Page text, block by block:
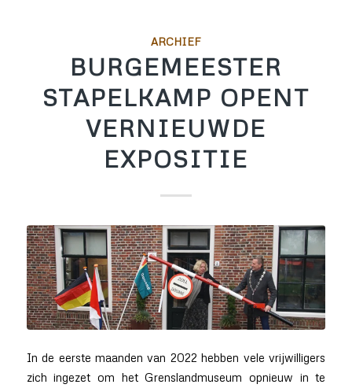
ARCHIEF
BURGEMEESTER
STAPELKAMP OPENT
VERNIEUWDE
EXPOSITIE
In de eerste maanden van 2022 hebben vele vrijwilligers
zich ingezet om het Grenslandmuseum opnieuw in te